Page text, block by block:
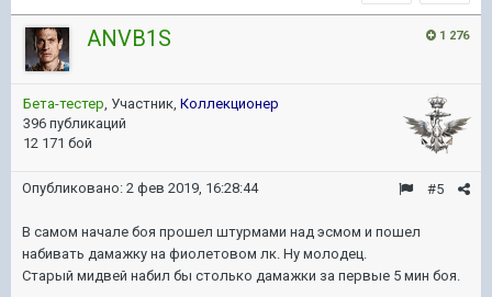
1 276
ANVB1S
Бета-тестер, Участник, Коллекционер
396 публикаций
12 171 бой
#5
Опубликовано: 2 фев 2019, 16:28:44
В самом начале боя прошел штурмами над эсмом и пошел
набивать дамажку на фиолетовом лк. Ну молодец.
Старый мидвей набил бы столько дамажки за первые 5 мин боя.